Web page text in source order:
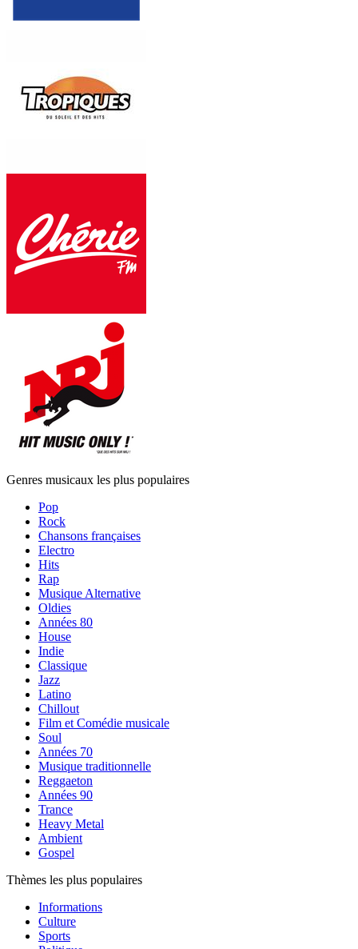
Genres musicaux les plus populaires
Pop
Rock
Chansons françaises
Electro
Hits
Rap
Musique Alternative
Oldies
Années 80
House
Indie
Classique
Jazz
Latino
Chillout
Film et Comédie musicale
Soul
Années 70
Musique traditionnelle
Reggaeton
Années 90
Trance
Heavy Metal
Ambient
Gospel
Thèmes les plus populaires
Informations
Culture
Sports